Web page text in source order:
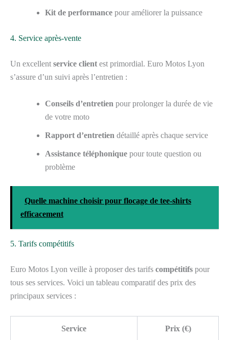
Kit de performance pour améliorer la puissance
4. Service après-vente
Un excellentservice client est primordial. Euro Motos Lyon
s’assure d’un suivi après l’entretien :
Conseils d’entretien pour prolonger la durée de vie
de votre moto
Rapport d’entretien détaillé après chaque service
Assistance téléphonique pour toute question ou
problème
Quelle machine choisir pour flocage de tee-shirts
efficacement
5. Tarifs compétitifs
Euro Motos Lyon veille à proposer des tarifs compétitifs pour
tous ses services. Voici un tableau comparatif des prix des
principaux services :
Service Prix (€)